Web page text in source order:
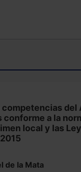
del
conforme a la
local y las
de la Mata